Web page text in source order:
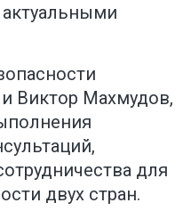
Виктор Махмудов,
для
двух стран.